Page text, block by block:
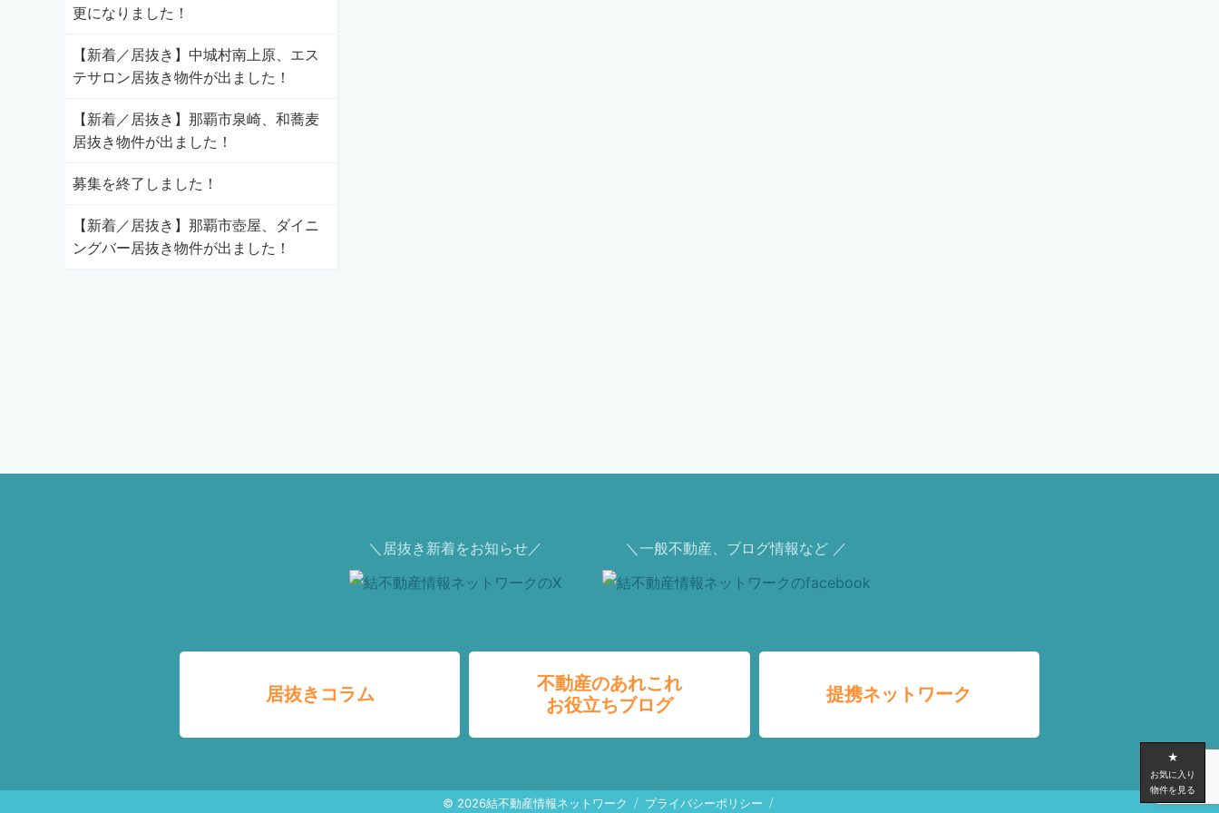
更になりました！
【新着／居抜き】中城村南上原、エス
テサロン居抜き物件が出ました！
【新着／居抜き】那覇市泉崎、和蕎麦
居抜き物件が出ました！
募集を終了しました！
【新着／居抜き】那覇市壺屋、ダイニ
ングバー居抜き物件が出ました！
＼居抜き新着をお知らせ／ ＼一般不動産、ブログ情報など ／
居抜きコラム
不動産のあれこれ
お役立ちブログ
提携ネットワーク
© 2026結不動産情報ネットワーク プライバシーポリシー
★
お気に入り
物件を見る